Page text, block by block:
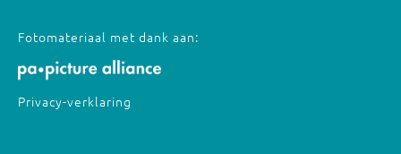
Fotomateriaal met dank aan:
Privacy-verklaring